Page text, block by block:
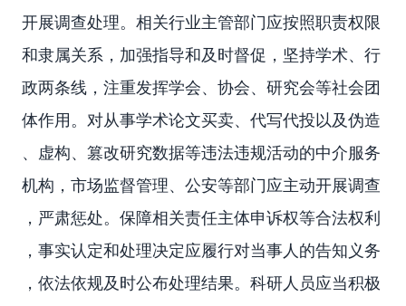
开展调查处理。相关行业主管部门应按照职责权限
和隶属关系，加强指导和及时督促，坚持学术、行
政两条线，注重发挥学会、协会、研究会等社会团
体作用。对从事学术论文买卖、代写代投以及伪造
、虚构、篡改研究数据等违法违规活动的中介服务
机构，市场监督管理、公安等部门应主动开展调查
，严肃惩处。保障相关责任主体申诉权等合法权利
，事实认定和处理决定应履行对当事人的告知义务
，依法依规及时公布处理结果。科研人员应当积极